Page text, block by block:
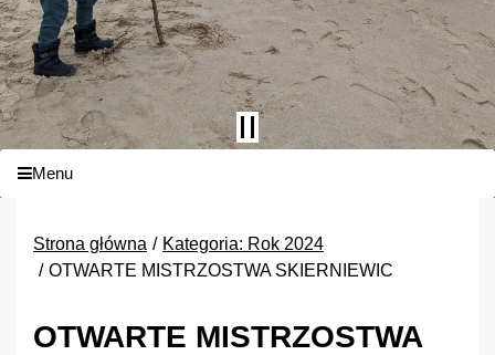
Menu
Strona główna
Kategoria: Rok 2024
OTWARTE MISTRZOSTWA SKIERNIEWIC
OTWARTE MISTRZOSTWA